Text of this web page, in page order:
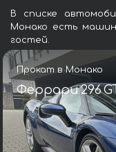
В списке
Монако есть
гостей.
Прокат в Монако
Феррари 296